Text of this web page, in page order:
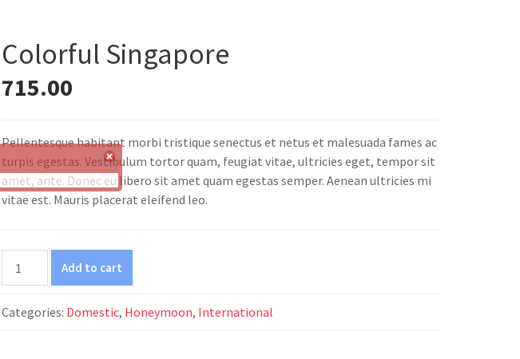
Colorful Singapore
715.00
Pellentesque habitant morbi tristique senectus et netus et malesuada fames ac
turpis egestas. Vestibulum tortor quam, feugiat vitae, ultricies eget, tempor sit
amet, ante. Donec eu libero sit amet quam egestas semper. Aenean ultricies mi
vitae est. Mauris placerat eleifend leo.
Singapore
quantity
Add to cart
Categories: Domestic, Honeymoon, International